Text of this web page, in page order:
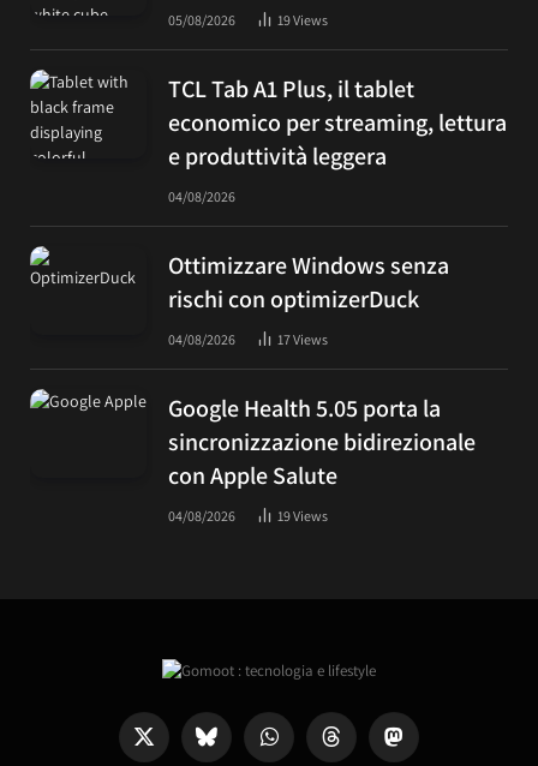
05/08/2026 19Views
TCL Tab A1 Plus, il tablet
economico per streaming, lettura
e produttività leggera
04/08/2026
Ottimizzare Windows senza
rischi con optimizerDuck
04/08/2026 17Views
Google Health 5.05 porta la
sincronizzazione bidirezionale
con Apple Salute
04/08/2026 19Views
X
Bluesky WhatsAppThreads Mastodon